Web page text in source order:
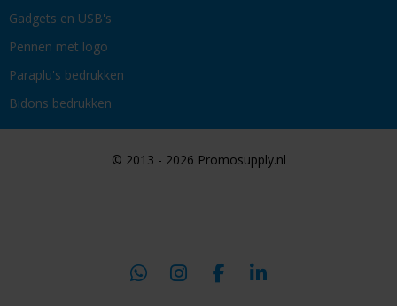
Gadgets en USB's
Pennen met logo
Paraplu's bedrukken
Bidons bedrukken
© 2013 - 2026 Promosupply.nl